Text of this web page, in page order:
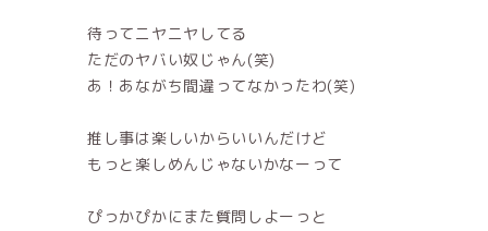
待ってニヤニヤしてる
ただのヤバい奴じゃん(笑)
あ！あながち間違ってなかったわ(笑)
推し事は楽しいからいいんだけど
もっと楽しめんじゃないかなーって
ぴっかぴかにまた質問しよーっと